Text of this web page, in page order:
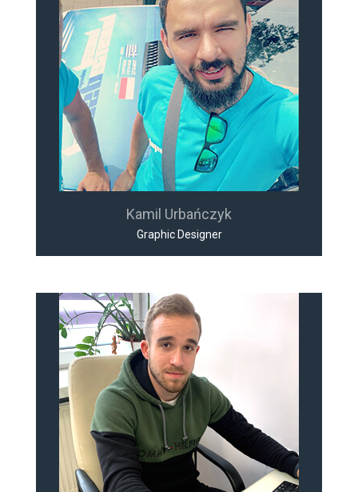
Kamil Urbańczyk
Graphic Designer